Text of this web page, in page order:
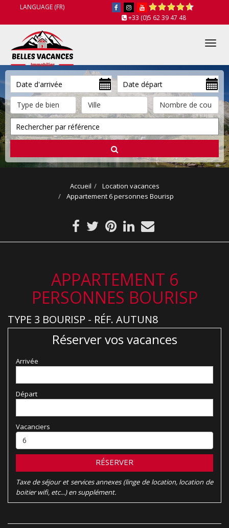
LANGUAGE (FR)
+33 (0)5 62 39 47 48
Accueil
Location vacances
Appartement 6 personnes Bourisp
APPARTEMENT 6
PERSONNES BOURISP
TYPE 3 BOURISP - RÉF. AUTUN8
Réserver vos vacances
Arrivée
Départ
Vacanciers
RÉSERVER
Taxe de séjour et services annexes (linge de location, location de
boitier wifi, etc...) en supplément.